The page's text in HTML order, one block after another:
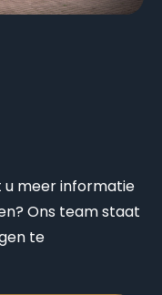
u meer informatie
Ons team staat
te